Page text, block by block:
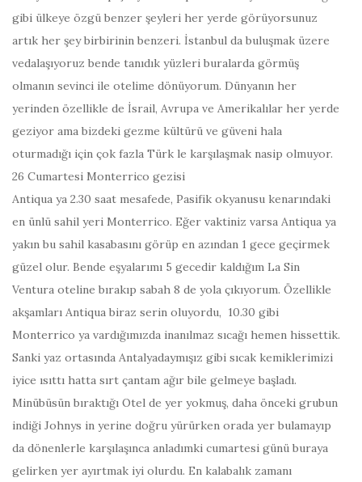
gibi ülkeye özgü benzer şeyleri her yerde görüyorsunuz
artık her şey birbirinin benzeri. İstanbul da buluşmak üzere
vedalaşıyoruz bende tanıdık yüzleri buralarda görmüş
olmanın sevinci ile otelime dönüyorum. Dünyanın her
yerinden özellikle de İsrail, Avrupa ve Amerikalılar her yerde
geziyor ama bizdeki gezme kültürü ve güveni hala
oturmadığı için çok fazla Türk le karşılaşmak nasip olmuyor.
26 Cumartesi Monterrico gezisi
Antiqua ya 2.30 saat mesafede, Pasifik okyanusu kenarındaki
en ünlü sahil yeri Monterrico. Eğer vaktiniz varsa Antiqua ya
yakın bu sahil kasabasını görüp en azından 1 gece geçirmek
güzel olur. Bende eşyalarımı 5 gecedir kaldığım La Sin
Ventura oteline bırakıp sabah 8 de yola çıkıyorum. Özellikle
akşamları Antiqua biraz serin oluyordu, 10.30 gibi
Monterrico ya vardığımızda inanılmaz sıcağı hemen hissettik.
Sanki yaz ortasında Antalyadaymışız gibi sıcak kemiklerimizi
iyice ısıttı hatta sırt çantam ağır bile gelmeye başladı.
Minübüsün bıraktığı Otel de yer yokmuş, daha önceki grubun
indiği Johnys in yerine doğru yürürken orada yer bulamayıp
da dönenlerle karşılaşınca anladımki cumartesi günü buraya
gelirken yer ayırtmak iyi olurdu. En kalabalık zamanı